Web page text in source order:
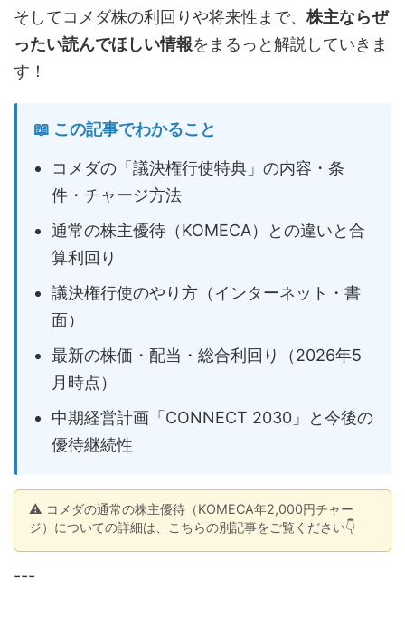
そしてコメダ株の利回りや将来性まで、株主ならぜ
ったい読んでほしい情報をまるっと解説していきま
す！
📖 この記事でわかること
コメダの「議決権行使特典」の内容・条
件・チャージ方法
通常の株主優待（KOMECA）との違いと合
算利回り
議決権行使のやり方（インターネット・書
面）
最新の株価・配当・総合利回り（2026年5
月時点）
中期経営計画「CONNECT 2030」と今後の
優待継続性
⚠️ コメダの通常の株主優待（KOMECA年2,000円チャー
ジ）についての詳細は、こちらの別記事をご覧ください👇
---